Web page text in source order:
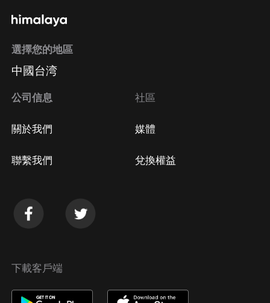
選擇您的地區
中國台湾
公司信息
關於我們
聯繫我們
社區
媒體
兌換權益
下載客戶端